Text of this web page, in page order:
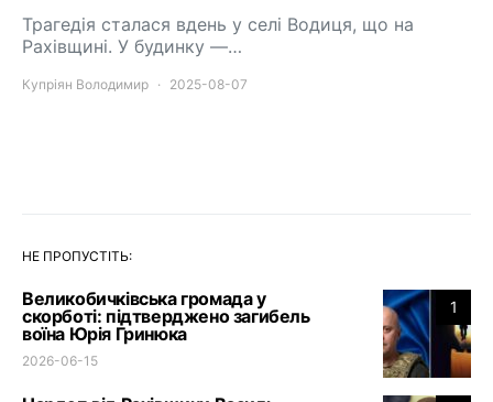
Трагедія сталася вдень у селі Водиця, що на
Рахівщині. У будинку —…
Купріян Володимир 2025-08-07
НЕ ПРОПУСТІТЬ:
1
Великобичківська громада у
скорботі: підтверджено загибель
воїна Юрія Гринюка
2026-06-15